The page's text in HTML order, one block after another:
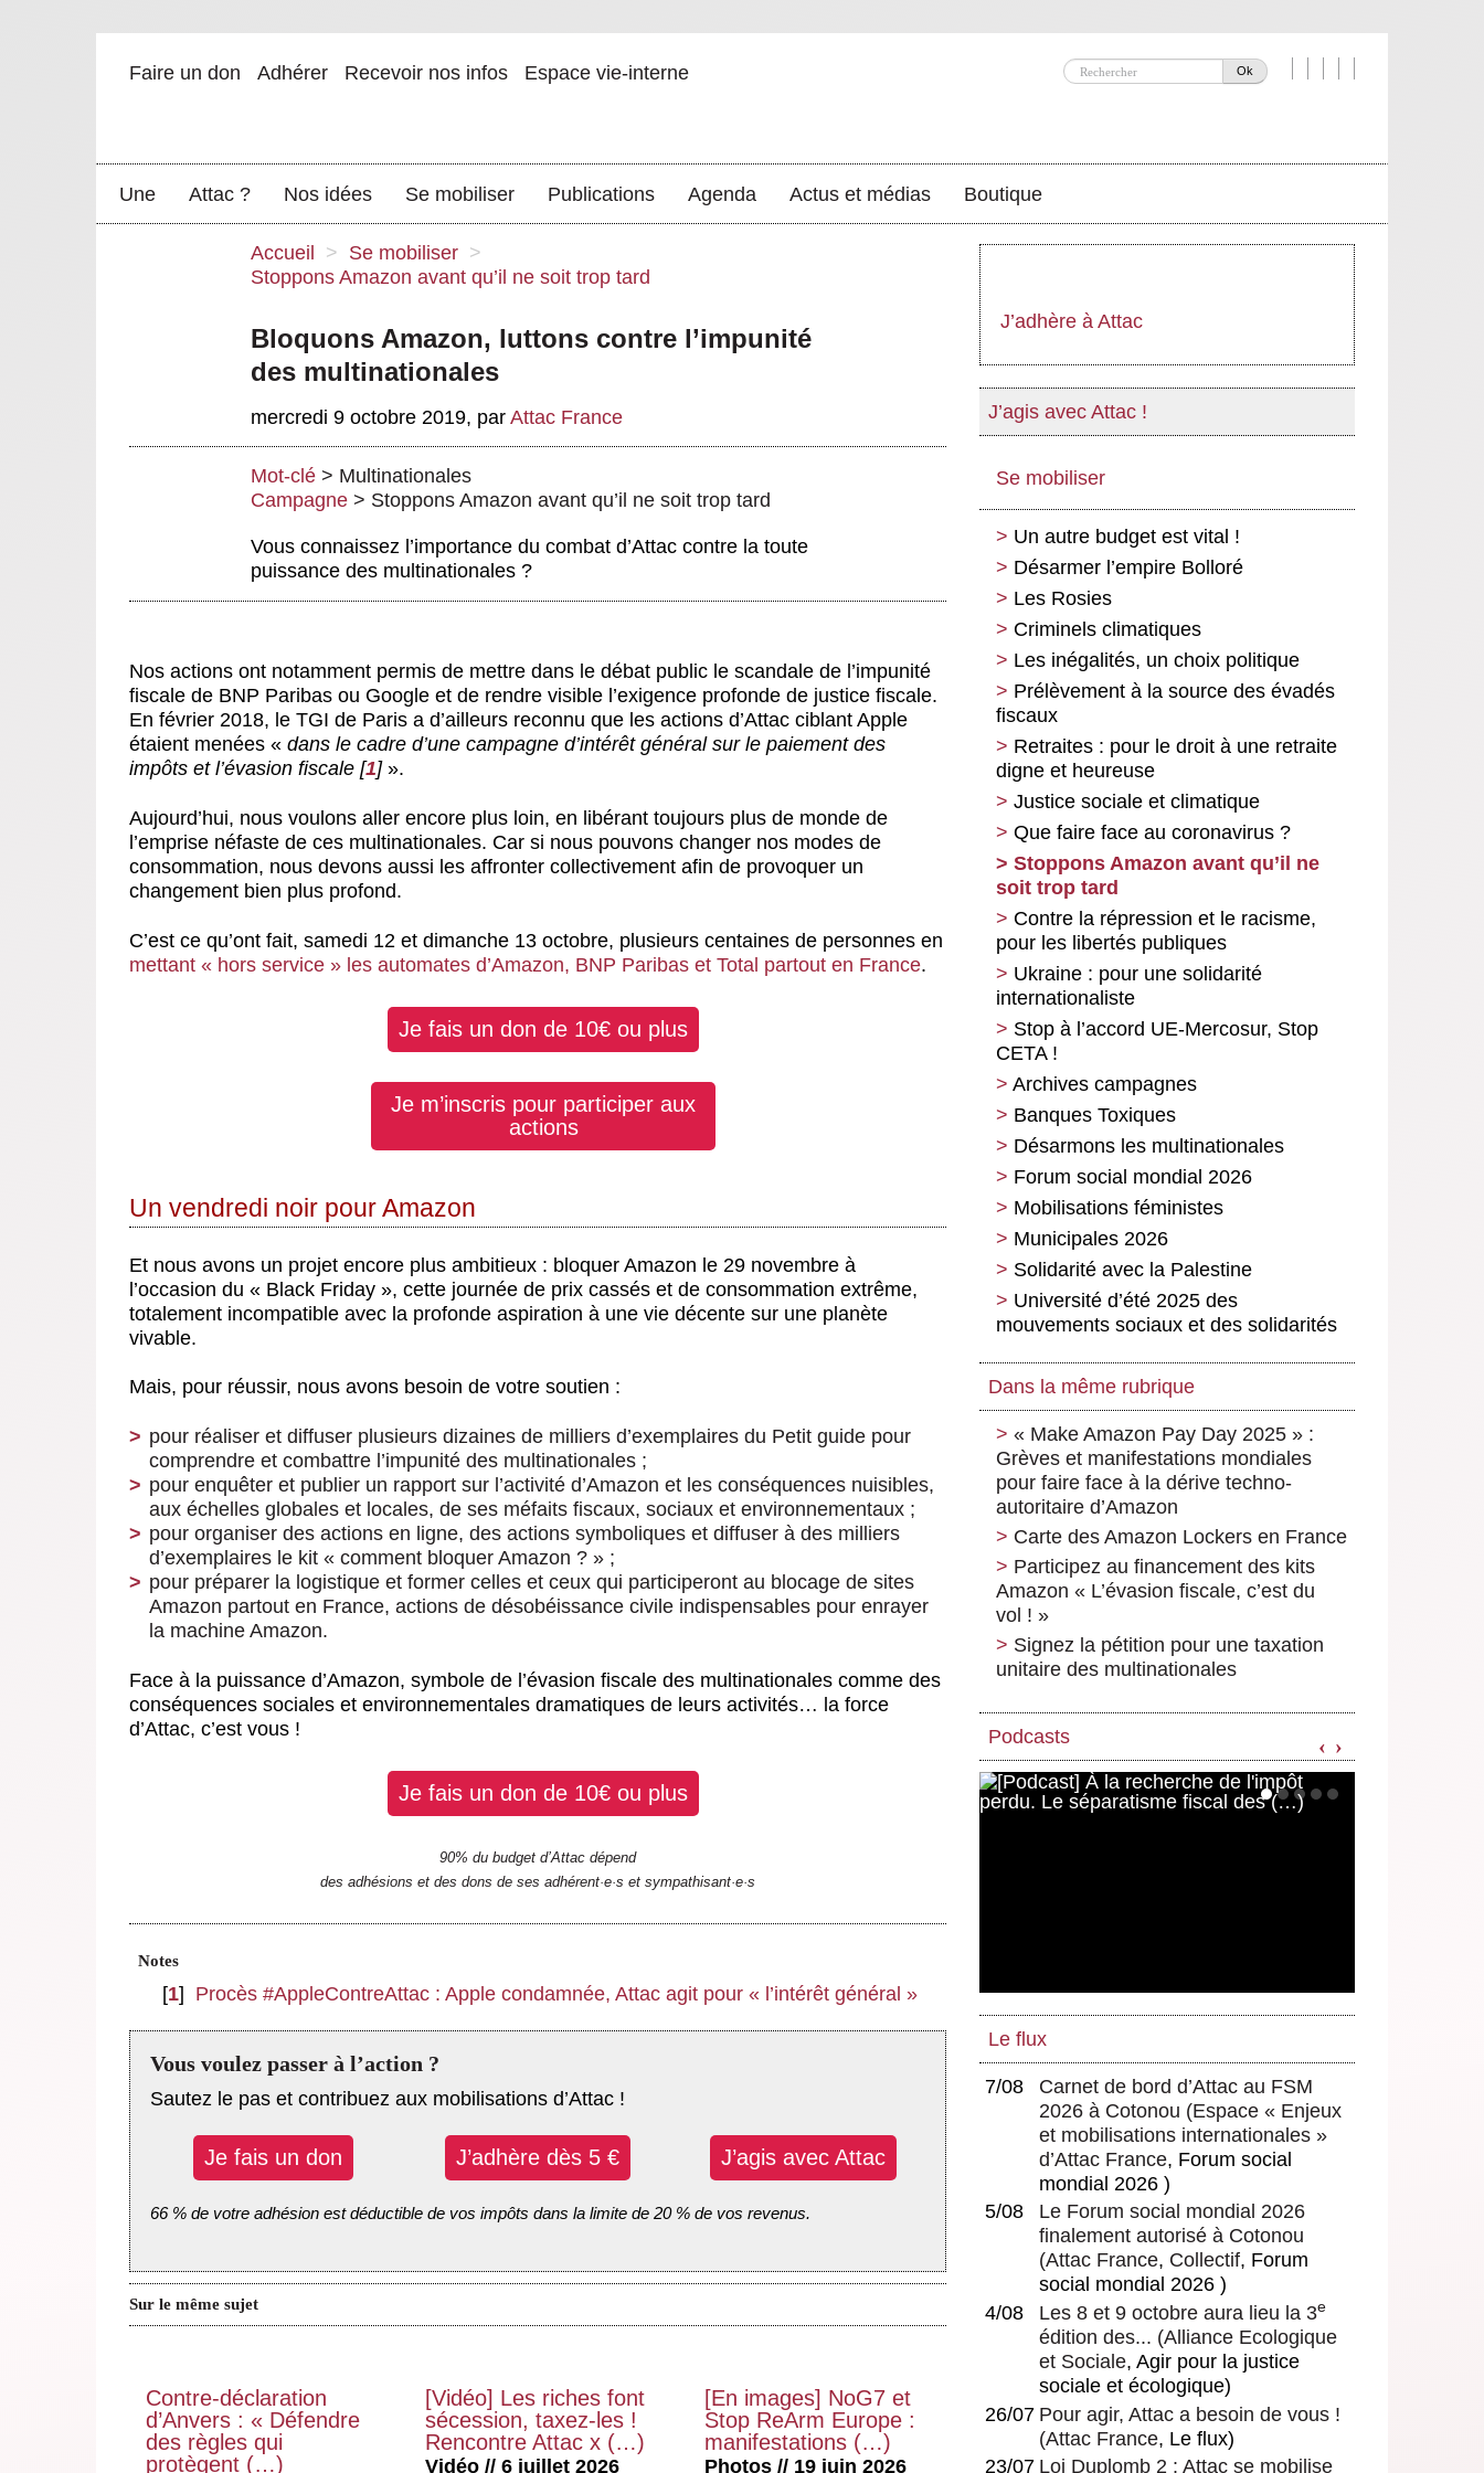
Ok
Faire un don Adhérer Recevoir nos infos Espace vie-interne
Une Attac ? Nos idées Se mobiliser Publications Agenda Actus et médias Boutique
Accueil > Se mobiliser >
Stoppons Amazon avant qu’il ne soit trop tard
Bloquons Amazon, luttons contre l’impunité
des multinationales
mercredi 9 octobre 2019, par Attac France
Mot-clé > Multinationales
Campagne > Stoppons Amazon avant qu’il ne soit trop tard
Vous connaissez l’importance du combat d’Attac contre la toute
puissance des multinationales ?
Nos actions ont notamment permis de mettre dans le débat public le scandale de l’impunité
fiscale de BNP Paribas ou Google et de rendre visible l’exigence profonde de justice fiscale.
En février 2018, le TGI de Paris a d’ailleurs reconnu que les actions d’Attac ciblant Apple
étaient menées « dans le cadre d’une campagne d’intérêt général sur le paiement des
impôts et l’évasion fiscale [1]».
Aujourd’hui, nous voulons aller encore plus loin, en libérant toujours plus de monde de
l’emprise néfaste de ces multinationales. Car si nous pouvons changer nos modes de
consommation, nous devons aussi les affronter collectivement afin de provoquer un
changement bien plus profond.
C’est ce qu’ont fait, samedi 12 et dimanche 13 octobre, plusieurs centaines de personnes en
mettant « hors service » les automates d’Amazon, BNP Paribas et Total partout en France.
Je fais un don de 10€ ou plus
Je m’inscris pour participer aux
actions
Un vendredi noir pour Amazon
Et nous avons un projet encore plus ambitieux : bloquer Amazon le 29 novembre à
l’occasion du « Black Friday », cette journée de prix cassés et de consommation extrême,
totalement incompatible avec la profonde aspiration à une vie décente sur une planète
vivable.
Mais, pour réussir, nous avons besoin de votre soutien :
pour réaliser et diffuser plusieurs dizaines de milliers d’exemplaires du Petit guide pour
comprendre et combattre l’impunité des multinationales ;
pour enquêter et publier un rapport sur l’activité d’Amazon et les conséquences nuisibles,
aux échelles globales et locales, de ses méfaits fiscaux, sociaux et environnementaux ;
pour organiser des actions en ligne, des actions symboliques et diffuser à des milliers
d’exemplaires le kit « comment bloquer Amazon ? » ;
pour préparer la logistique et former celles et ceux qui participeront au blocage de sites
Amazon partout en France, actions de désobéissance civile indispensables pour enrayer
la machine Amazon.
Face à la puissance d’Amazon, symbole de l’évasion fiscale des multinationales comme des
conséquences sociales et environnementales dramatiques de leurs activités… la force
d’Attac, c’est vous !
Je fais un don de 10€ ou plus
90% du budget d’Attac dépend
des adhésions et des dons de ses adhérent·e·s et sympathisant·e·s
Notes
[1] Procès #AppleContreAttac : Apple condamnée, Attac agit pour « l’intérêt général »
Vous voulez passer à l’action ?
Sautez le pas et contribuez aux mobilisations d’Attac !
Je fais un don J’adhère dès 5 € J’agis avec Attac
66 % de votre adhésion est déductible de vos impôts dans la limite de 20 % de vos revenus.
Sur le même sujet
Contre-déclaration
d’Anvers : « Défendre
des règles qui
protègent (…)
[Vidéo] Les riches font
sécession, taxez-les !
Rencontre Attac x (…)
Vidéo // 6 juillet 2026
[En images] NoG7 et
Stop ReArm Europe :
manifestations (…)
Photos // 19 juin 2026
J’adhère à Attac
J’agis avec Attac !
Se mobiliser
Un autre budget est vital !
Désarmer l’empire Bolloré
Les Rosies
Criminels climatiques
Les inégalités, un choix politique
Prélèvement à la source des évadés
fiscaux
Retraites : pour le droit à une retraite
digne et heureuse
Justice sociale et climatique
Que faire face au coronavirus ?
Stoppons Amazon avant qu’il ne
soit trop tard
Contre la répression et le racisme,
pour les libertés publiques
Ukraine : pour une solidarité
internationaliste
Stop à l’accord UE-Mercosur, Stop
CETA !
Archives campagnes
Banques Toxiques
Désarmons les multinationales
Forum social mondial 2026
Mobilisations féministes
Municipales 2026
Solidarité avec la Palestine
Université d’été 2025 des
mouvements sociaux et des solidarités
Dans la même rubrique
« Make Amazon Pay Day 2025 » :
Grèves et manifestations mondiales
pour faire face à la dérive techno-
autoritaire d’Amazon
Carte des Amazon Lockers en France
Participez au financement des kits
Amazon « L’évasion fiscale, c’est du
vol ! »
Signez la pétition pour une taxation
unitaire des multinationales
Podcasts ‹ ›
Le flux
7/08
Carnet de bord d’Attac au FSM
2026 à Cotonou (Espace « Enjeux
et mobilisations internationales »
d’Attac France, Forum social
mondial 2026 )
5/08
Le Forum social mondial 2026
finalement autorisé à Cotonou
(Attac France, Collectif, Forum
social mondial 2026 )
4/08
Les 8 et 9 octobre aura lieu la 3e
édition des... (Alliance Ecologique
et Sociale, Agir pour la justice
sociale et écologique)
26/07 Pour agir, Attac a besoin de vous !
(Attac France, Le flux)
23/07 Loi Duplomb 2 : Attac se mobilise